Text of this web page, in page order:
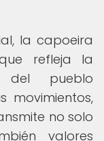
la capoeira
refleja la
pueblo
movimientos,
no solo
valores